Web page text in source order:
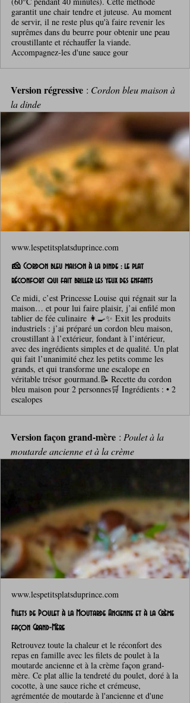
garantit une chair tendre et juteuse. Au moment
de servir, il ne reste plus qu'à faire revenir les
suprêmes dans du beurre pour obtenir une peau
croustillante et réchauffer la viande.
Accompagnez-les d'une sauce gour
Version régressive : Cordon bleu maison à
la dinde
www.lespetitsplatsduprince.com
🧀 Cordon bleu maison à la dinde : le plat
réconfort qui fait briller les yeux des enfants
Ce midi, c’est Princesse Louise qui régnait sur la
maison… et pour lui faire plaisir, j’ai enfilé mon
tablier de fée culinaire 👩‍🍳✨ Exit les produits
industriels : j’ai préparé un cordon bleu maison,
croustillant à l’extérieur, fondant à l’intérieur,
avec des ingrédients simples et de qualité. Un plat
qui fait l’unanimité chez les petits comme les
grands, et qui transforme une escalope en
véritable trésor gourmand.📝 Recette du cordon
bleu maison pour 2 personnes🛒 Ingrédients : • 2
escalopes
Version façon grand‑mère : Poulet à la
moutarde ancienne et à la crème
www.lespetitsplatsduprince.com
Filets de Poulet à la Moutarde Ancienne et à la Crème
façon Grand-Mère
Retrouvez toute la chaleur et le réconfort des
repas en famille avec les filets de poulet à la
moutarde ancienne et à la crème façon grand-
mère. Ce plat allie la tendreté du poulet, doré à la
cocotte, à une sauce riche et crémeuse,
agrémentée de moutarde à l'ancienne et d'une